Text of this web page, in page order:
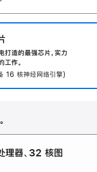
造的最强芯片，实力
工作。
16 核神经网络引擎)
理器、 32 核图